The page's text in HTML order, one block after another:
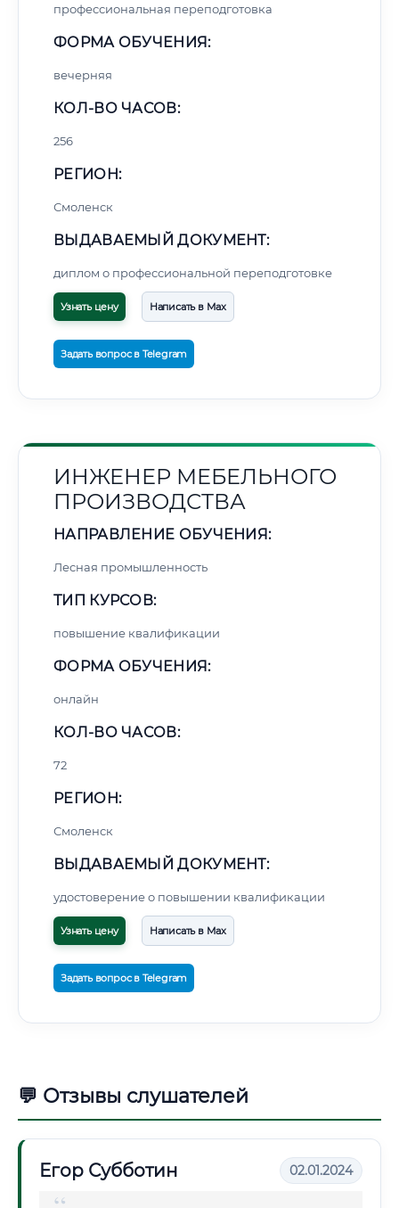
профессиональная переподготовка
ФОРМА ОБУЧЕНИЯ:
вечерняя
КОЛ-ВО ЧАСОВ:
256
РЕГИОН:
Смоленск
ВЫДАВАЕМЫЙ ДОКУМЕНТ:
диплом о профессиональной переподготовке
Узнать цену Написать в Max
Задать вопрос в Telegram
ИНЖЕНЕР МЕБЕЛЬНОГО
ПРОИЗВОДСТВА
НАПРАВЛЕНИЕ ОБУЧЕНИЯ:
Лесная промышленность
ТИП КУРСОВ:
повышение квалификации
ФОРМА ОБУЧЕНИЯ:
онлайн
КОЛ-ВО ЧАСОВ:
72
РЕГИОН:
Смоленск
ВЫДАВАЕМЫЙ ДОКУМЕНТ:
удостоверение о повышении квалификации
Узнать цену Написать в Max
Задать вопрос в Telegram
💬 Отзывы слушателей
Егор Субботин 02.01.2024